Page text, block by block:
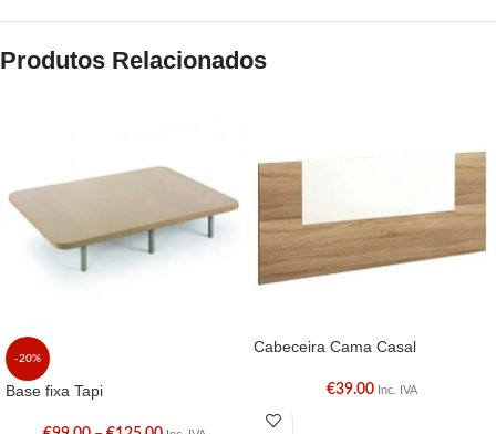
Produtos Relacionados
-20%
Base fixa Tapi
Cabeceira Cama Casal
€39.00 Inc. IVA